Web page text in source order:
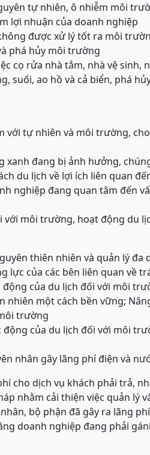
tự nhiên, ô nhiễm môi
lợi nhuận của doanh nghiệp
được xử lý tốt ra môi
phá hủy môi trường
cọ rửa nhà tắm, nhà vệ
suối, ao hồ và cả biển, phá
với tự nhiên và môi trường,
xanh đang bị ảnh hưởng,
du lịch về lợi ích liên quan
nghiệp đang quan tâm đến
môi trường, hoạt động du
thiên nhiên và quản lý
lực của các bên liên quan về
động của du lịch đối với môi
nhiên một cách bền vững;
trường
động của du lịch đối với môi
nhân gây lãng phí điện và
cho dịch vụ khách phải trả,
nhằm cải thiện việc quản lý
bộ phận đã gây ra lãng
doanh nghiệp đang phải